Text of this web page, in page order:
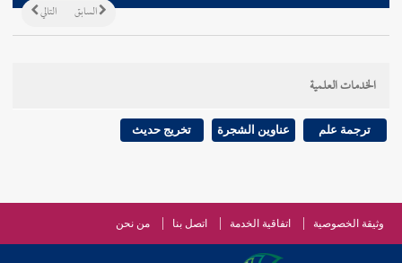
التالي السابق
الخدمات العلمية
ترجمة علم عناوين الشجرة تخريج حديث
وثيقة الخصوصية اتفاقية الخدمة اتصل بنا من نحن